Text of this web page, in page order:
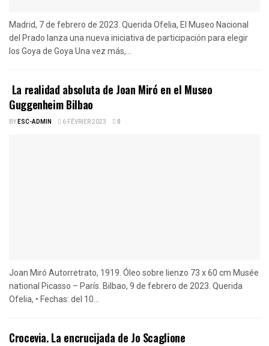
Madrid, 7 de febrero de 2023. Querida Ofelia, El Museo Nacional
del Prado lanza una nueva iniciativa de participación para elegir
los Goya de Goya Una vez más,...
La realidad absoluta de Joan Miró en el Museo
Guggenheim Bilbao
BYESC-ADMIN 6 FÉVRIER 2023 0
Joan Miró Autorretrato, 1919. Óleo sobre lienzo 73 x 60 cm Musée
national Picasso – París. Bilbao, 9 de febrero de 2023. Querida
Ofelia, • Fechas: del 10...
Crocevia. La encrucijada de Jo Scaglione